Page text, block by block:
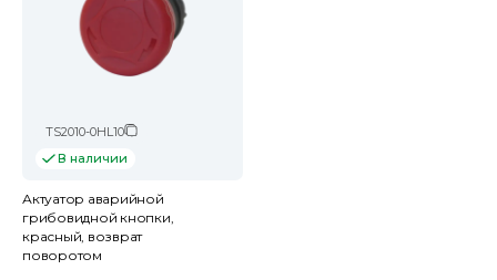
TS2010-0HL10
В наличии
Актуатор аварийной
грибовидной кнопки,
красный, возврат
поворотом